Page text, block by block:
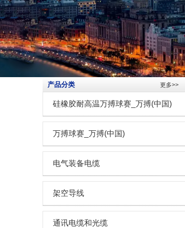
产品分类 更多>>
硅橡胶耐高温万搏球赛_万搏(中国)
万搏球赛_万搏(中国)
电气装备电缆
架空导线
通讯电缆和光缆